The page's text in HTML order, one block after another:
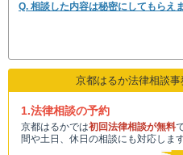
Q. 相談した内容は秘密にしてもらえ
京都はるか法律相談事
1.法律相談の予約
京都はるかでは初回法律相談が無料
間や土日、休日の相談にも対応しま